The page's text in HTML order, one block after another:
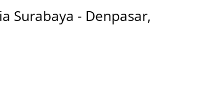
Surabaya - Denpasar,